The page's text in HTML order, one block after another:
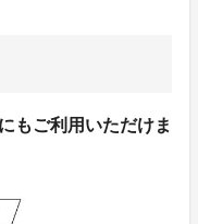
もご利用いただけま